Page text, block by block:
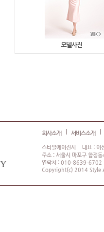
모델사진
회사소개 서비스소개
스타일에이전시
대표 : 이
주소 : 서울시 마포구 합정
연락처 : 010-8639-6702
Copyright(c) 2014 Style